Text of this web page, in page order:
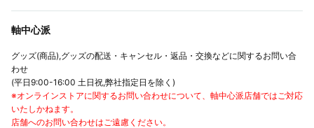
軸中心派
グッズ(商品),グッズの配送・キャンセル・返品・交換などに関するお問い合
わせ
(平日9:00-16:00 土日祝,弊社指定日を除く)
※オンラインストアに関するお問い合わせについて、軸中心派店舗ではご対応
いたしかねます。
店舗へのお問い合わせはご遠慮ください。